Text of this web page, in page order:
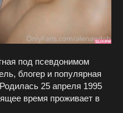
под псевдонимом
блогер и популярная
25 апреля 1995
время проживает в